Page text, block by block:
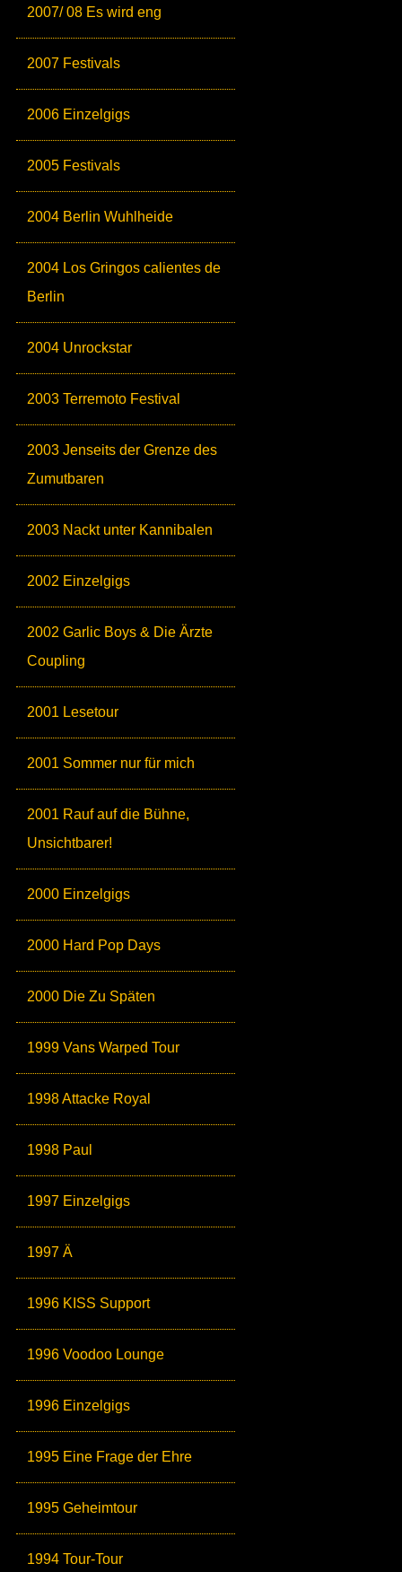
2007/ 08 Es wird eng
2007 Festivals
2006 Einzelgigs
2005 Festivals
2004 Berlin Wuhlheide
2004 Los Gringos calientes de
Berlin
2004 Unrockstar
2003 Terremoto Festival
2003 Jenseits der Grenze des
Zumutbaren
2003 Nackt unter Kannibalen
2002 Einzelgigs
2002 Garlic Boys & Die Ärzte
Coupling
2001 Lesetour
2001 Sommer nur für mich
2001 Rauf auf die Bühne,
Unsichtbarer!
2000 Einzelgigs
2000 Hard Pop Days
2000 Die Zu Späten
1999 Vans Warped Tour
1998 Attacke Royal
1998 Paul
1997 Einzelgigs
1997 Ä
1996 KISS Support
1996 Voodoo Lounge
1996 Einzelgigs
1995 Eine Frage der Ehre
1995 Geheimtour
1994 Tour-Tour